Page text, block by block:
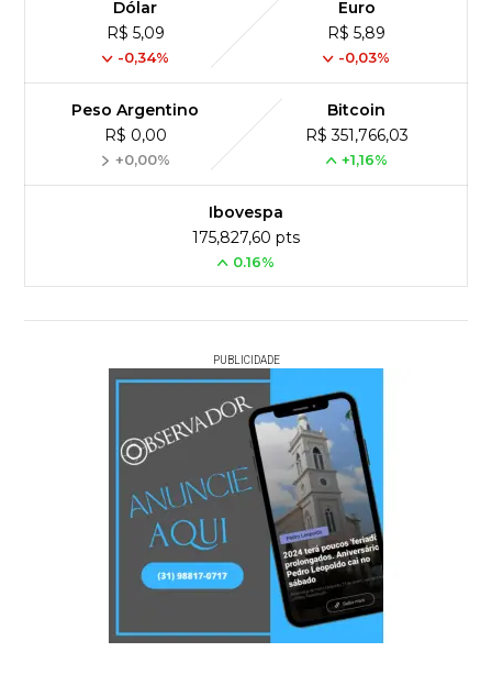
Dólar
R$ 5,09
-0,34%
Euro
R$ 5,89
-0,03%
Peso Argentino
R$ 0,00
+0,00%
Bitcoin
R$ 351,766,03
+1,16%
Ibovespa
175,827,60 pts
0.16%
PUBLICIDADE